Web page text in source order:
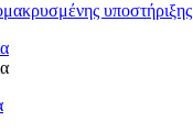
υποστήριξης